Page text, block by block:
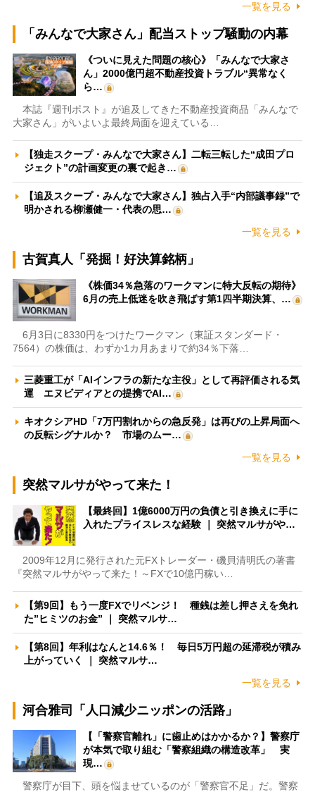
一覧を見る
「みんなで大家さん」配当ストップ騒動の内幕
《ついに見えた問題の核心》「みんなで大家さ
ん」2000億円超不動産投資トラブル“異常なく
ら…
本誌『週刊ポスト』が追及してきた不動産投資商品「みんなで
大家さん」がいよいよ最終局面を迎えている…
【独走スクープ・みんなで大家さん】二転三転した“成田プロ
ジェクト”の計画変更の裏で起き…
【追及スクープ・みんなで大家さん】独占入手“内部議事録”で
明かされる柳瀬健一・代表の思…
一覧を見る
古賀真人「発掘！好決算銘柄」
《株価34％急落のワークマンに特大反転の期待》
6月の売上低迷を吹き飛ばす第1四半期決算、…
6月3日に8330円をつけたワークマン（東証スタンダード・
7564）の株価は、わずか1カ月あまりで約34％下落…
三菱重工が「AIインフラの新たな主役」として再評価される気
運 エヌビディアとの提携でAI…
キオクシアHD「7万円割れからの急反発」は再びの上昇局面へ
の反転シグナルか？ 市場のムー…
一覧を見る
突然マルサがやって来た！
【最終回】1億6000万円の負債と引き換えに手に
入れたプライスレスな経験 ｜ 突然マルサがや…
2009年12月に発行された元FXトレーダー・磯貝清明氏の著書
『突然マルサがやって来た！～FXで10億円稼い…
【第9回】もう一度FXでリベンジ！ 種銭は差し押さえを免れ
た”ヒミツのお金” ｜ 突然マルサ…
【第8回】年利はなんと14.6％！ 毎日5万円超の延滞税が積み
上がっていく ｜ 突然マルサ…
一覧を見る
河合雅司「人口減少ニッポンの活路」
【「警察官離れ」に歯止めはかかるか？】警察庁
が本気で取り組む「警察組織の構造改革」 実
現…
警察庁が目下、頭を悩ませているのが「警察官不足」だ。警察